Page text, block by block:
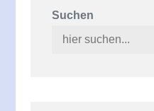
Suchen